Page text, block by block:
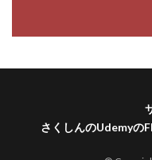
さくしんのUdemyの